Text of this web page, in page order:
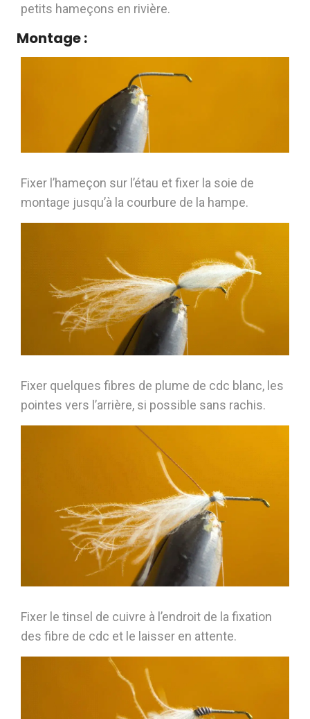
petits hameçons en rivière.
Montage :
Fixer l’hameçon sur l’étau et fixer la soie de
montage jusqu’à la courbure de la hampe.
Fixer quelques fibres de plume de cdc blanc, les
pointes vers l’arrière, si possible sans rachis.
Fixer le tinsel de cuivre à l’endroit de la fixation
des fibre de cdc et le laisser en attente.